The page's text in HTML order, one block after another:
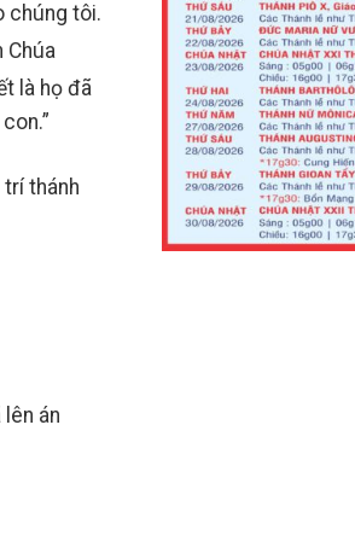
chúng tôi.
Chúa
là họ đã
thánh
án